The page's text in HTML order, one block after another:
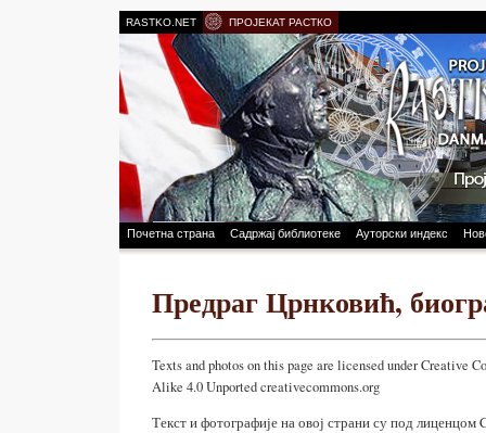
RASTKO.NET ПРОЈЕКАТ РАСТКО
Почетна страна Садржај библиотеке Ауторски индекс
Предраг Црнковић,
Texts and photos on this page are licensed under Creative
Alike 4.0 Unported creativecommons.org
Текст и фотографије на овој страни су под лиценцом